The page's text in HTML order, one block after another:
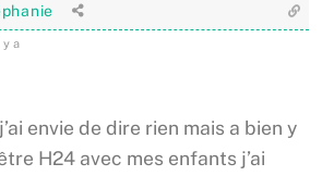
y a
envie de dire rien mais a bien y
H24 avec mes enfants j’ai